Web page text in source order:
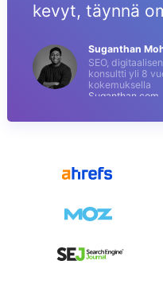
kevyt, täynnä
Suganthan
SEO,
konsultti yli 8
kokemuksella
Suganthan.com